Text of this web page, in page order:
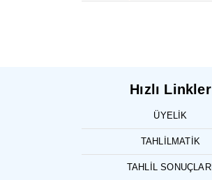
Hızlı Linkler
ÜYELIK
TAHLILMATIK
TAHLIL SONUÇLARI